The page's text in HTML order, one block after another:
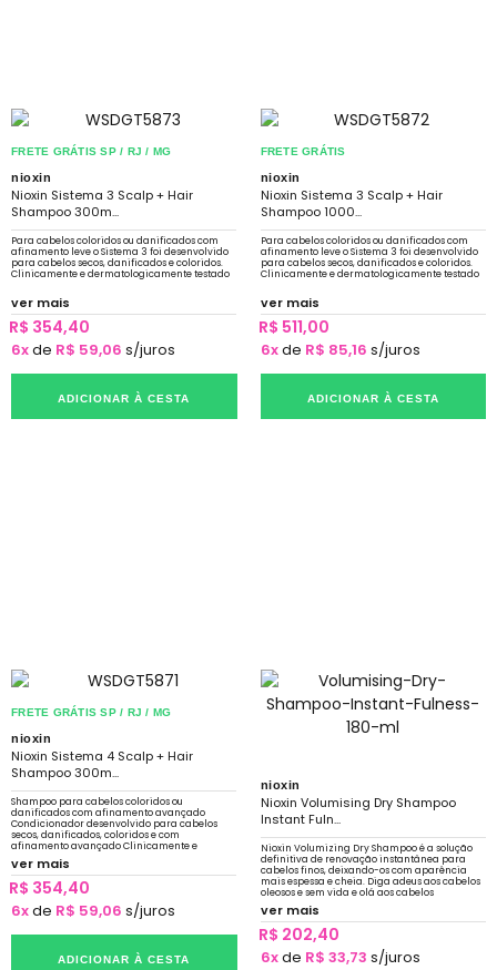
FRETE GRÁTIS SP / RJ / MG
nioxin
Nioxin Sistema 3 Scalp + Hair
Shampoo 300m...
Para cabelos coloridos ou danificados com
afinamento leve o Sistema 3 foi desenvolvido
para cabelos secos, danificados e coloridos.
Clinicamente e dermatologicamente testado
ver mais
R$ 354,40
6xde R$ 59,06 s/juros
ADICIONAR À CESTA
FRETE GRÁTIS
nioxin
Nioxin Sistema 3 Scalp + Hair
Shampoo 1000...
Para cabelos coloridos ou danificados com
afinamento leve o Sistema 3 foi desenvolvido
para cabelos secos, danificados e coloridos.
Clinicamente e dermatologicamente testado
ver mais
R$ 511,00
6xde R$ 85,16 s/juros
ADICIONAR À CESTA
FRETE GRÁTIS SP / RJ / MG
nioxin
Nioxin Sistema 4 Scalp + Hair
Shampoo 300m...
Shampoo para cabelos coloridos ou
danificados com afinamento avançado
Condicionador desenvolvido para cabelos
secos, danificados, coloridos e com
afinamento avançado Clinicamente e
dermatologicamente testado
ver mais
R$ 354,40
6xde R$ 59,06 s/juros
ADICIONAR À CESTA
nioxin
Nioxin Volumising Dry Shampoo
Instant Fuln...
Nioxin Volumizing Dry Shampoo é a solução
definitiva de renovação instantânea para
cabelos finos, deixando-os com aparência
mais espessa e cheia. Diga adeus aos cabelos
oleosos e sem vida e olá aos cabelos
renovados e volumosos
ver mais
R$ 202,40
6xde R$ 33,73 s/juros